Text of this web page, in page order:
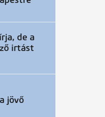
de a
irtást
jövő